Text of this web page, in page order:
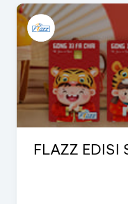
FLAZZ EDISI